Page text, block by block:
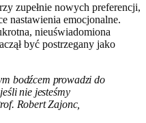
zupełnie nowych preferencji,
nastawienia emocjonalne.
nieuświadomiona
być postrzegany jako
bodźcem prowadzi do
nie jesteśmy
Robert Zajonc,